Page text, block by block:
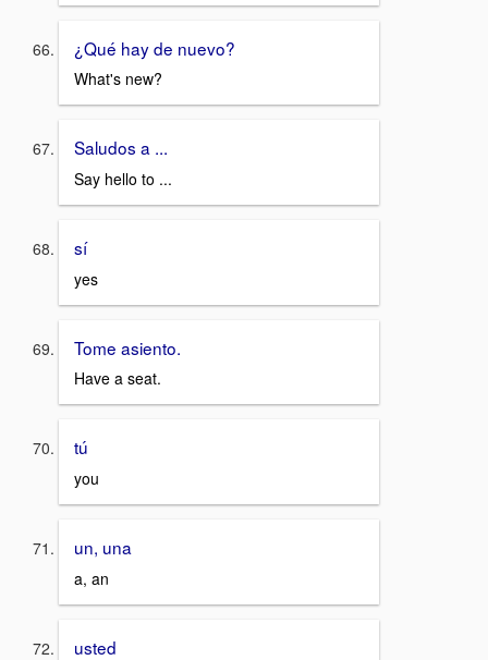
¿Qué hay de nuevo?
What's new?
Saludos a ...
Say hello to ...
sí
yes
Tome asiento.
Have a seat.
tú
you
un, una
a, an
usted